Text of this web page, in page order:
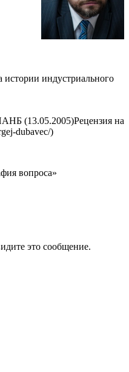
истории индустриального
(13.05.2005)Рецензия на
dubavec/)
вопроса»
это сообщение.